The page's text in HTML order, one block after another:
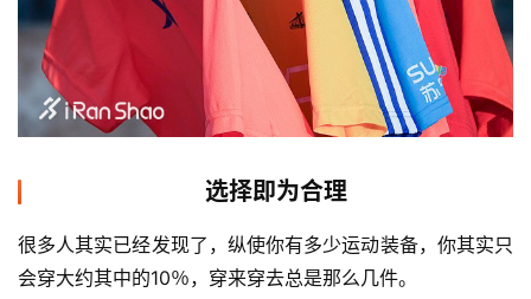
选择即为合理
很多人其实已经发现了，纵使你有多少运动装备，你其实只
会穿大约其中的10％，穿来穿去总是那么几件。